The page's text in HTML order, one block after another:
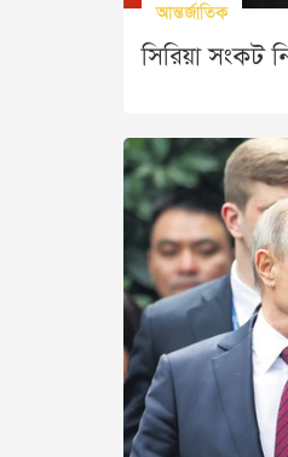
আন্তর্জাতিক
সিরিয়া সংকট